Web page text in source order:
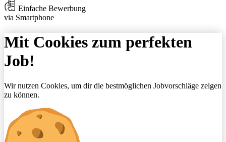
Einfache Bewerbung
via Smartphone
Mit Cookies zum perfekten
Job!
Wir nutzen Cookies, um dir die bestmöglichen Jobvorschläge zeigen
zu können.